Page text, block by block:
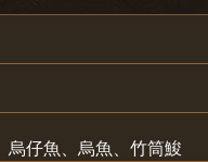
烏仔魚、烏魚、竹筒鮻